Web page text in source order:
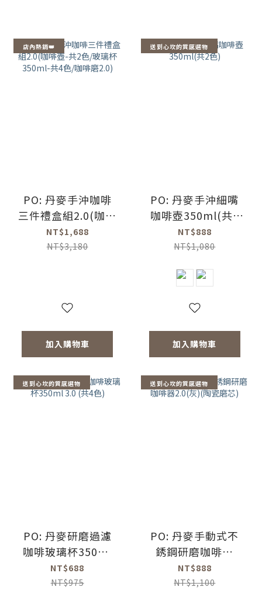
店內熱銷👑
PO: 丹麥手沖咖啡
三件禮盒組2.0(咖啡
壺-共2色/玻璃杯
350ml-共4色/咖啡
NT$1,688
NT$3,180
加入購物車
送到心坎的質感選物
PO: 丹麥手沖細嘴
咖啡壺350ml(共2
色)
NT$888
NT$1,080
加入購物車
送到心坎的質感選物
PO: 丹麥研磨過濾
咖啡玻璃杯350ml
3.0 (共4色)
NT$688
NT$975
送到心坎的質感選物
PO: 丹麥手動式不
銹鋼研磨咖啡器
2.0(灰)(陶瓷磨芯)
NT$888
NT$1,100